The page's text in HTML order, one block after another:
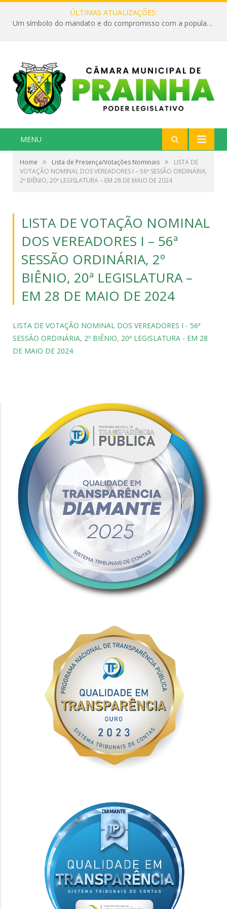
ÚLTIMAS ATUALIZAÇÕES:
Um símbolo do mandato e do compromisso com a população
MENU
Home » Lista de Presença/Votações Nominais »
LISTA DE
VOTAÇÃO NOMINAL DOS VEREADORES I – 56ª SESSÃO ORDINÁRIA,
2º BIÊNIO, 20ª LEGISLATURA – EM 28 DE MAIO DE 2024
LISTA DE VOTAÇÃO NOMINAL
DOS VEREADORES I – 56ª
SESSÃO ORDINÁRIA, 2º
BIÊNIO, 20ª LEGISLATURA –
EM 28 DE MAIO DE 2024
LISTA DE VOTAÇÃO NOMINAL DOS VEREADORES I - 56ª
SESSÃO ORDINÁRIA, 2º BIÊNIO, 20ª LEGISLATURA - EM 28
DE MAIO DE 2024